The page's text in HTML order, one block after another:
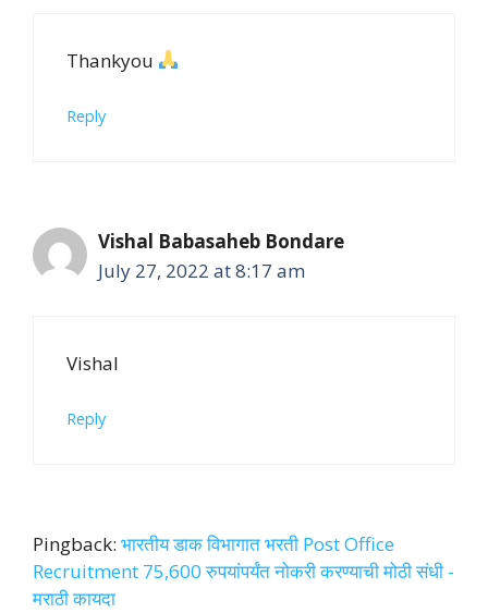
Thankyou
Reply
Vishal Babasaheb Bondare
July 27, 2022 at 8:17 am
Vishal
Reply
Pingback: भारतीय डाक विभागात भरती Post Office
Recruitment 75,600 रुपयांपर्यंत नोकरी करण्याची मोठी संधी -
मराठी कायदा